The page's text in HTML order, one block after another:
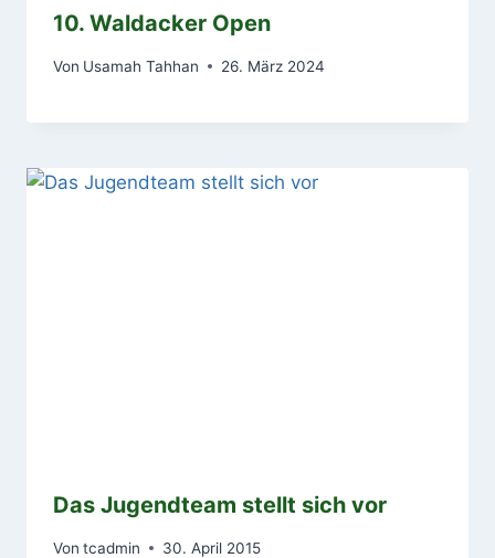
10. Waldacker Open
Von Usamah Tahhan 26. März 2024
Das Jugendteam stellt sich vor
Von tcadmin 30. April 2015